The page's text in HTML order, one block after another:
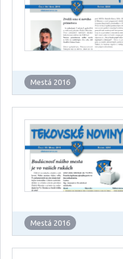
Mestá 2016
Mestá 2016